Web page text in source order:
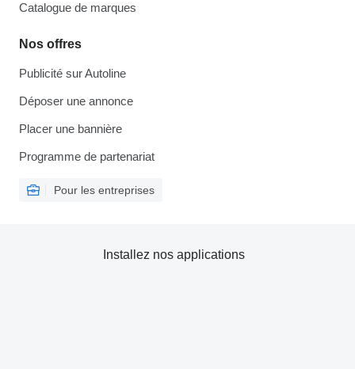
Catalogue de marques
Nos offres
Publicité sur Autoline
Déposer une annonce
Placer une bannière
Programme de partenariat
Pour les entreprises
Installez nos applications